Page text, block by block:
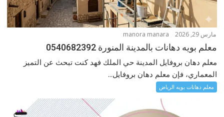
مارس 29, 2026 manora manara
معلم بويه دهانات بالمدينة المنورة 0540682392
معلم دهان بروفايل المدينة حي الملك فهد كنت تبحث عن التميز
المعماري، فإن معلم دهان بروفايل...
معلم دهانات بويه الرياض